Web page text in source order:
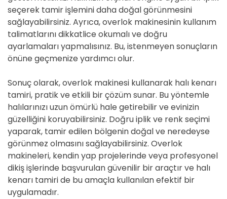
seçerek tamir işlemini daha doğal görünmesini
sağlayabilirsiniz. Ayrıca, overlok makinesinin kullanım
talimatlarını dikkatlice okumalı ve doğru
ayarlamaları yapmalısınız. Bu, istenmeyen sonuçların
önüne geçmenize yardımcı olur.
Sonuç olarak, overlok makinesi kullanarak halı kenarı
tamiri, pratik ve etkili bir çözüm sunar. Bu yöntemle
halılarınızı uzun ömürlü hale getirebilir ve evinizin
güzelliğini koruyabilirsiniz. Doğru iplik ve renk seçimi
yaparak, tamir edilen bölgenin doğal ve neredeyse
görünmez olmasını sağlayabilirsiniz. Overlok
makineleri, kendin yap projelerinde veya profesyonel
dikiş işlerinde başvurulan güvenilir bir araçtır ve halı
kenarı tamiri de bu amaçla kullanılan efektif bir
uygulamadır.